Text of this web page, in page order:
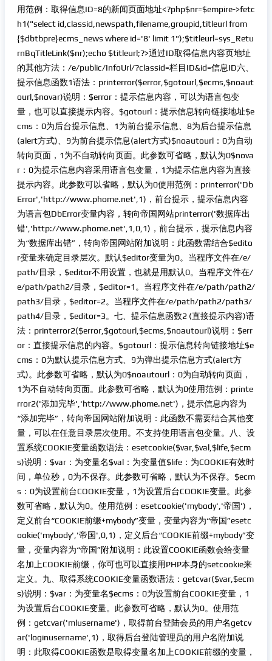
用范例：取得信息ID=8的新闻页面地址<?php$nr=$empire->fetc
h1("select id,classid,newspath,filename,groupid,titleurl from
{$dbtbpre}ecms_news where id='8' limit 1");$titleurl=sys_Retu
rnBqTitleLink($nr);echo $titleurl;?>通过ID取得信息内容页地址
的其他方法：/e/public/InfoUrl/?classid=栏目ID&id=信息ID六、
提示信息函数1语法：printerror($error,$gotourl,$ecms,$noaut
ourl,$novar)说明：$error：提示信息内容，可以为语言包变
量，也可以直接提示内容。$gotourl：提示信息转向链接地址$e
cms：0为后台提示信息、1为前台提示信息、8为后台提示信息
(alert方式)、9为前台提示信息(alert方式)$noautourl：0为自动
转向页面，1为不自动转向页面。此参数可省略，默认为0$nova
r：0为提示信息内容采用语言包变量，1为提示信息内容为直接
提示内容。此参数可以省略，默认为0使用范例：printerror('Db
Error','http://www.phome.net',1)，前台提示，提示信息内容
为语言包DbError变量内容，转向帝国网站printerror('数据库出
错','http://www.phome.net',1,0,1)，前台提示，提示信息内容
为“数据库出错”，转向帝国网站附加说明：此函数需结合$edito
r变量来确定目录层次。默认$editor变量为0。当程序文件在/e/
path/目录，$editor不用设置，也就是用默认0。当程序文件在/
e/path/path2/目录，$editor=1。当程序文件在/e/path/path2/
path3/目录，$editor=2。当程序文件在/e/path/path2/path3/
path4/目录，$editor=3。七、提示信息函数2 (直接提示内容)语
法：printerror2($error,$gotourl,$ecms,$noautourl)说明：$err
or：直接提示信息的内容。$gotourl：提示信息转向链接地址$e
cms：0为默认提示信息方式、9为弹出提示信息方式(alert方
式)。此参数可省略，默认为0$noautourl：0为自动转向页面，
1为不自动转向页面。此参数可省略，默认为0使用范例：printe
rror2('添加完毕','http://www.phome.net')，提示信息内容为
“添加完毕”，转向帝国网站附加说明：此函数不需要结合其他变
量，可以在任意目录层次使用。不支持使用语言包变量。八、设
置系统COOKIE变量函数语法：esetcookie($var,$val,$life,$ecm
s)说明：$var：为变量名$val：为变量值$life：为COOKIE有效时
间，单位秒，0为不保存。此参数可省略，默认为不保存。$ecm
s：0为设置前台COOKIE变量，1为设置后台COOKIE变量。此参
数可省略，默认为0。使用范例：esetcookie('mybody','帝国')，
定义前台“COOKIE前缀+mybody”变量，变量内容为“帝国”esetc
ookie('mybody','帝国',0,1)，定义后台“COOKIE前缀+mybody”变
量，变量内容为“帝国”附加说明：此设置COOKIE函数会给变量
名加上COOKIE前缀，你可也可以直接用PHP本身的setcookie来
定义。九、取得系统COOKIE变量函数语法：getcvar($var,$ecm
s)说明：$var：为变量名$ecms：0为设置前台COOKIE变量，1
为设置后台COOKIE变量。此参数可省略，默认为0。使用范
例：getcvar('mlusername')，取得前台登陆会员的用户名getcv
ar('loginusername',1)，取得后台登陆管理员的用户名附加说
明：此取得COOKIE函数是取得变量名加上COOKIE前缀的变量，